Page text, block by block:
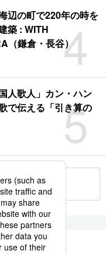
4
辺の町で220年の時を
築 : WITH
（鎌倉・長谷）
5
人歌人」カン・ハン
で伝える「引き算の